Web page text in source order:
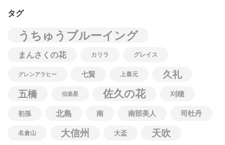
タグ
うちゅうブルーイング
まんさくの花 カリラ グレイス
グレンアラヒー 七賢 上喜元
久礼
五橋
伯楽星 佐久の花 刈穂
初孫 北島 南 南部美人 司牡丹
名倉山 大信州 大盃 天吹